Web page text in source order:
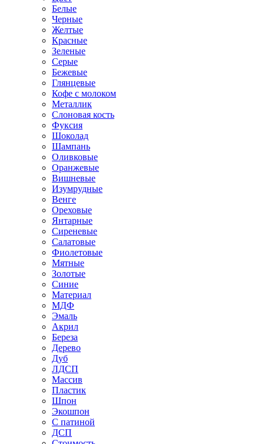
Белые
Черные
Желтые
Красные
Зеленые
Серые
Бежевые
Глянцевые
Кофе с молоком
Металлик
Слоновая кость
Фуксия
Шоколад
Шампань
Оливковые
Оранжевые
Вишневые
Изумрудные
Венге
Ореховые
Янтарные
Сиреневые
Салатовые
Фиолетовые
Мятные
Золотые
Синие
Материал
МДФ
Эмаль
Акрил
Береза
Дерево
Дуб
ЛДСП
Массив
Пластик
Шпон
Экошпон
С патиной
ДСП